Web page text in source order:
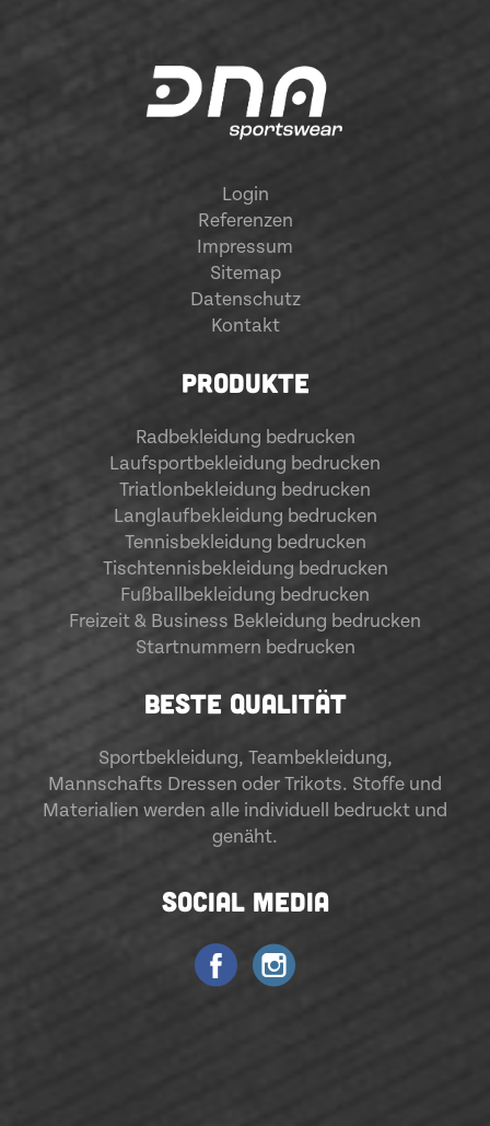
Login
Referenzen
Impressum
Sitemap
Datenschutz
Kontakt
PRODUKTE
Radbekleidung bedrucken
Laufsportbekleidung bedrucken
Triatlonbekleidung bedrucken
Langlaufbekleidung bedrucken
Tennisbekleidung bedrucken
Tischtennisbekleidung bedrucken
Fußballbekleidung bedrucken
Freizeit & Business Bekleidung bedrucken
Startnummern bedrucken
BESTE QUALITÄT
Sportbekleidung, Teambekleidung,
Mannschafts Dressen oder Trikots. Stoffe und
Materialien werden alle individuell bedruckt und
genäht.
SOCIAL MEDIA